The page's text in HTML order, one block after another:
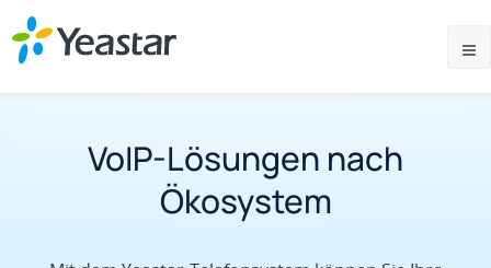
VoIP-Lösungen nach
Ökosystem